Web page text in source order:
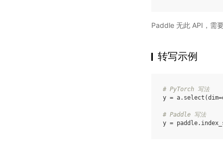
Paddle 无此 API，需
转写示例
# PyTorch 写法
y = a. select (dim=
# Paddle 写法
y = paddle.